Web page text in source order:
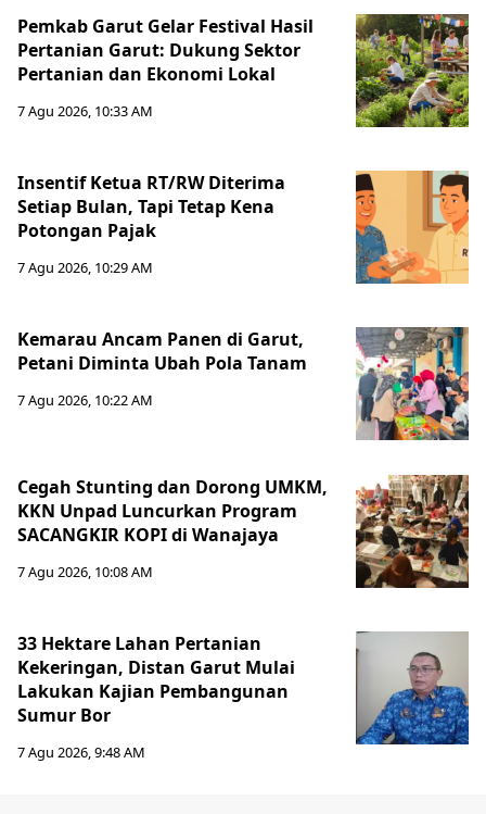
Pemkab Garut Gelar Festival Hasil
Pertanian Garut: Dukung Sektor
Pertanian dan Ekonomi Lokal
7 Agu 2026, 10:33 AM
Insentif Ketua RT/RW Diterima
Setiap Bulan, Tapi Tetap Kena
Potongan Pajak
7 Agu 2026, 10:29 AM
Kemarau Ancam Panen di Garut,
Petani Diminta Ubah Pola Tanam
7 Agu 2026, 10:22 AM
Cegah Stunting dan Dorong UMKM,
KKN Unpad Luncurkan Program
SACANGKIR KOPI di Wanajaya
7 Agu 2026, 10:08 AM
33 Hektare Lahan Pertanian
Kekeringan, Distan Garut Mulai
Lakukan Kajian Pembangunan
Sumur Bor
7 Agu 2026, 9:48 AM